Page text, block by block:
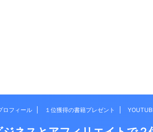
ロフィール １位獲得の書籍プレゼント